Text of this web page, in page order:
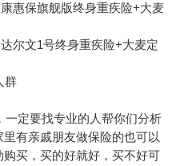
康惠保旗舰版终身重疾险+大麦
达尔文1号终身重疾险+大麦定
群
定要找专业的人帮你们分析
有亲戚朋友做保险的也可以
买，买的好就好，买不好可